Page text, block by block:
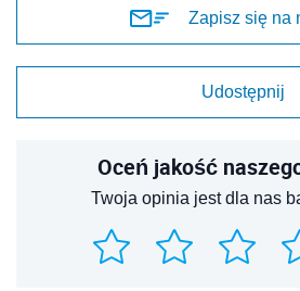
Zapisz się na
Udostępnij
Oceń jakość
Twoja opinia jest dla nas